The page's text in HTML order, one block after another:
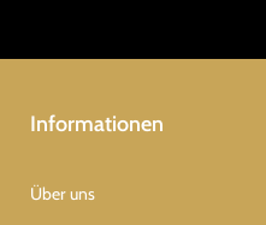
Informationen
Über uns